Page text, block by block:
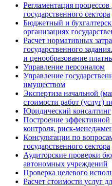
Регламентация
государственного сектора
Бюджетный и
организациях
Расчет нормативных
государственного
и ценообразование
Управление персоналом
Управление
имуществом
Экспертиза начальной
стоимости работ (услуг)
Юридический консалтинг
Построение эффективной
контроля, риск-
Консультации по
государственного сектора
Аудиторские проверки
автономных учреждений
Проверка целевого
Расчет стоимости услуг